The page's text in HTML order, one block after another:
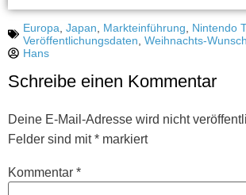
Europa Japan Markteinführung Nintendo
Veröffentlichungsdaten Weihnachts-
Hans
Schreibe einen Kommentar
Deine E-Mail-Adresse wird nicht
Felder sind mit* markiert
Kommentar *